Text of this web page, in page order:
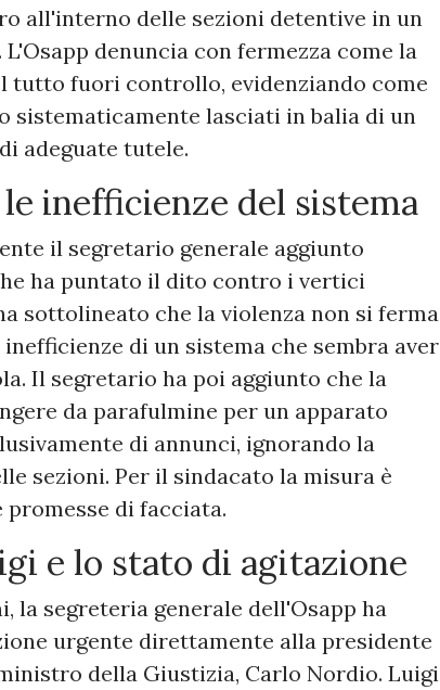
all'interno delle sezioni detentive in un
denuncia con fermezza come la
tutto fuori controllo, evidenziando come
sistematicamente lasciati in balia di un
adeguate tutele.
inefficienze del sistema
il segretario generale aggiunto
ha puntato il dito contro i vertici
sottolineato che la violenza non si ferma
di un sistema che sembra aver
Il segretario ha poi aggiunto che la
da parafulmine per un apparato
di annunci, ignorando la
sezioni. Per il sindacato la misura è
di facciata.
e lo stato di agitazione
segreteria generale dell'Osapp ha
urgente direttamente alla presidente
della Giustizia, Carlo Nordio. Luigi